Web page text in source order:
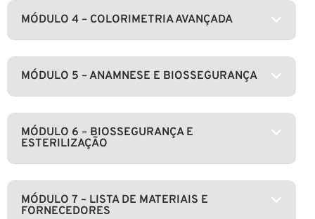
MÓDULO 4 – COLORIMETRIA AVANÇADA
MÓDULO 5 – ANAMNESE E BIOSSEGURANÇA
MÓDULO 6 – BIOSSEGURANÇA E
ESTERILIZAÇÃO
MÓDULO 7 – LISTA DE MATERIAIS E
FORNECEDORES